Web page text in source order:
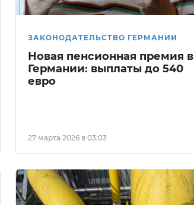
ЗАКОНОДАТЕЛЬСТВО ГЕРМАНИИ
Новая пенсионная премия в
Германии: выплаты до 540
евро
27 марта 2026 в 03:03